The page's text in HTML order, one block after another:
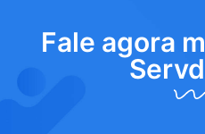
Fale agora